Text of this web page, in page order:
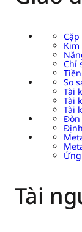
Cặp
Kim
Chỉ
So
Tài
Tài
Tài
Đòn
Tài